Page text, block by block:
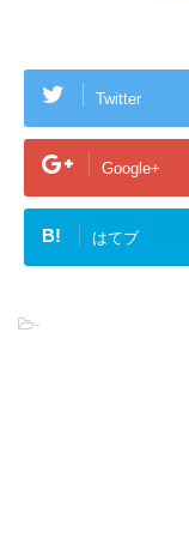
Twitter
Google+
B! はてブ
-